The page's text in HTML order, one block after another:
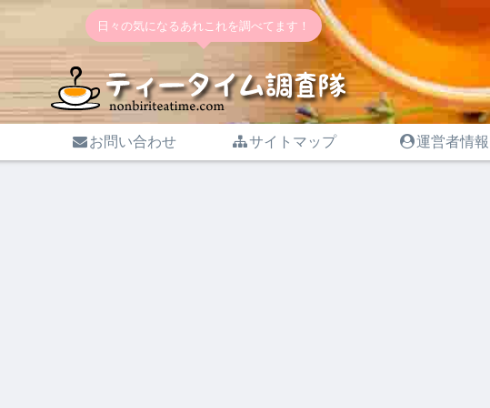
日々の気になるあれこれを調べてます！
お問い合わせ サイトマップ 運営者情報